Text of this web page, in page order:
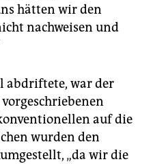
hätten wir den
nachweisen und
abdriftete, war der
auf die
wurden den
„da wir die